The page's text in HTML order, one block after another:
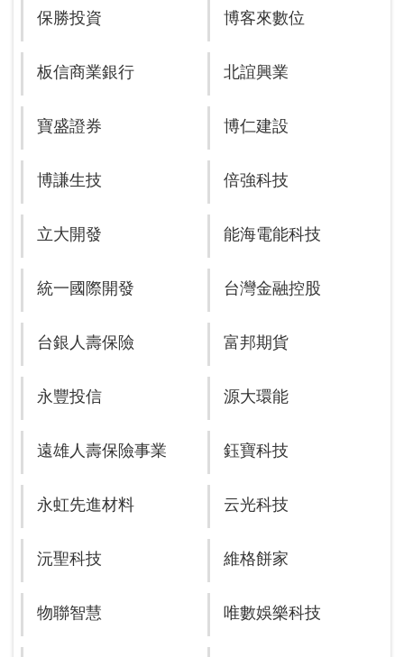
保勝投資 博客來數位
板信商業銀行 北誼興業
寶盛證券 博仁建設
博謙生技 倍強科技
立大開發 能海電能科技
統一國際開發 台灣金融控股
台銀人壽保險 富邦期貨
永豐投信 源大環能
遠雄人壽保險事業 鈺寶科技
永虹先進材料 云光科技
沅聖科技 維格餅家
物聯智慧 唯數娛樂科技